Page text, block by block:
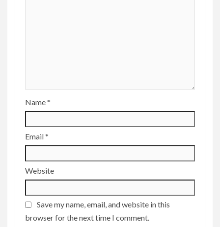
Name*
Email*
Website
Save my name, email, and website in this
browser for the next time I comment.